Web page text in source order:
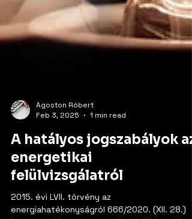
Ágoston Róbert
Feb 3, 2025
1 min read
A hatályos jogszabályok az
energetikai
felülvizsgálatról